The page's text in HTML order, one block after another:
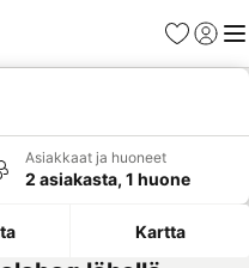
Suosikit
Asiakkaat ja huoneet
2 asiakasta, 1 huone
Kartta